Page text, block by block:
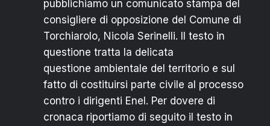
pubblichiamo un comunicato stampa del
consigliere di opposizione del Comune di
Torchiarolo, Nicola Serinelli. Il testo in
questione tratta la delicata
questione ambientale del territorio e sul
fatto di costituirsi parte civile al processo
contro i dirigenti Enel. Per dovere di
cronaca riportiamo di seguito il testo in